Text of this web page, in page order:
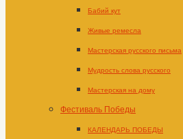
Бабий кут
Живые ремесла
Мастерская русского письма
Мудрость слова русского
Мастерская на дому
Фестиваль Победы
КАЛЕНДАРЬ ПОБЕДЫ